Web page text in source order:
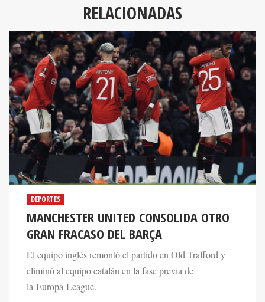
RELACIONADAS
DEPORTES
MANCHESTER UNITED CONSOLIDA OTRO
GRAN FRACASO DEL BARÇA
El equipo inglés remontó el partido en Old Trafford y
eliminó al equipo catalán en la fase previa de
la Europa League.